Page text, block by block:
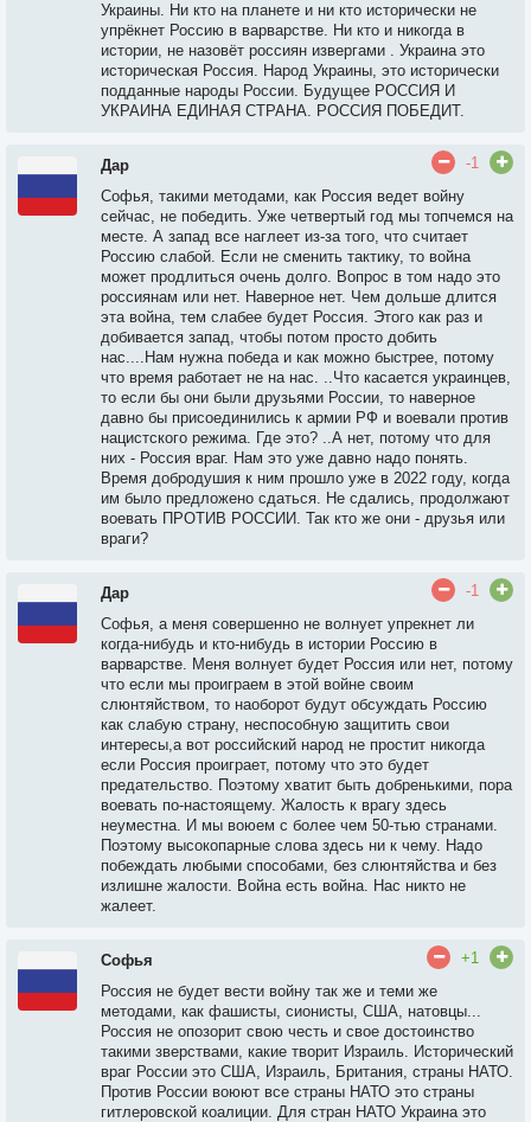
Украины. Ни кто на планете и ни кто исторически не
упрёкнет Россию в варварстве. Ни кто и никогда в
истории, не назовёт россиян извергами . Украина это
историческая Россия. Народ Украины, это исторически
подданные народы России. Будущее РОССИЯ И
УКРАИНА ЕДИНАЯ СТРАНА. РОССИЯ ПОБЕДИТ.
Дар
-1
Софья, такими методами, как Россия ведет войну
сейчас, не победить. Уже четвертый год мы топчемся на
месте. А запад все наглеет из-за того, что считает
Россию слабой. Если не сменить тактику, то война
может продлиться очень долго. Вопрос в том надо это
россиянам или нет. Наверное нет. Чем дольше длится
эта война, тем слабее будет Россия. Этого как раз и
добивается запад, чтобы потом просто добить
нас....Нам нужна победа и как можно быстрее, потому
что время работает не на нас. ..Что касается украинцев,
то если бы они были друзьями России, то наверное
давно бы присоединились к армии РФ и воевали против
нацистского режима. Где это? ..А нет, потому что для
них - Россия враг. Нам это уже давно надо понять.
Время добродушия к ним прошло уже в 2022 году, когда
им было предложено сдаться. Не сдались, продолжают
воевать ПРОТИВ РОССИИ. Так кто же они - друзья или
враги?
Дар
-1
Софья, а меня совершенно не волнует упрекнет ли
когда-нибудь и кто-нибудь в истории Россию в
варварстве. Меня волнует будет Россия или нет, потому
что если мы проиграем в этой войне своим
слюнтяйством, то наоборот будут обсуждать Россию
как слабую страну, неспособную защитить свои
интересы,а вот российский народ не простит никогда
если Россия проиграет, потому что это будет
предательство. Поэтому хватит быть добренькими, пора
воевать по-настоящему. Жалость к врагу здесь
неуместна. И мы воюем с более чем 50-тью странами.
Поэтому высокопарные слова здесь ни к чему. Надо
побеждать любыми способами, без слюнтяйства и без
излишне жалости. Война есть война. Нас никто не
жалеет.
Софья
+1
Россия не будет вести войну так же и теми же
методами, как фашисты, сионисты, США, натовцы...
Россия не опозорит свою честь и свое достоинство
такими зверствами, какие творит Израиль. Исторический
враг России это США, Израиль, Британия, страны НАТО.
Против России воюют все страны НАТО это страны
гитлеровской коалиции. Для стран НАТО Украина это